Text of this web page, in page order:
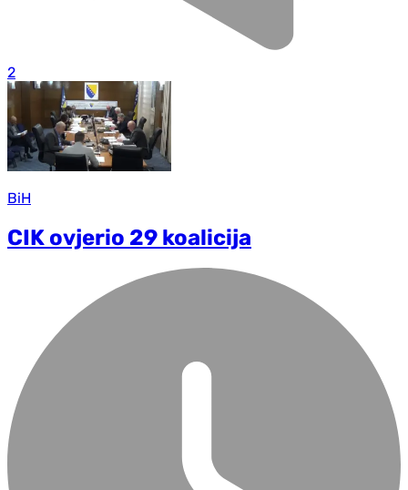
2
BiH
CIK ovjerio 29 koalicija